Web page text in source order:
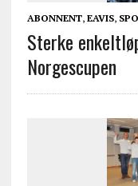
ABONNENT, EAVIS,
Sterke
Norgescupen